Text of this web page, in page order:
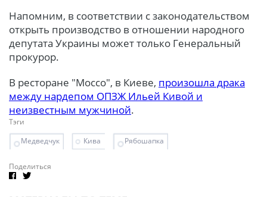
Напомним, в соответствии с законодательством
открыть производство в отношении народного
депутата Украины может только Генеральный
прокурор.
В ресторане "Моссо", в Киеве, произошла драка
между нардепом ОПЗЖ Ильей Кивой и
неизвестным мужчиной.
Тэги
Медведчук
Кива Рябошапка
Поделиться